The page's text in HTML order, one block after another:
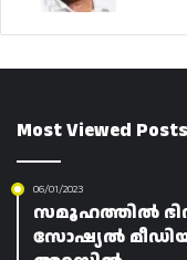
Most Viewed Posts
06/01/2023
സമൂഹത്തിൽ
സോഷ്യൽ